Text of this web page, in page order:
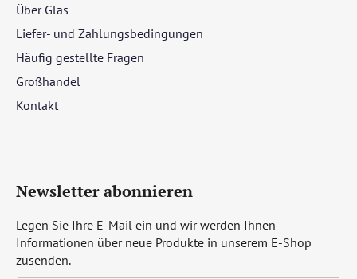
Über Glas
Liefer- und Zahlungsbedingungen
Häufig gestellte Fragen
Großhandel
Kontakt
Newsletter abonnieren
Legen Sie Ihre E-Mail ein und wir werden Ihnen
Informationen über neue Produkte in unserem E-Shop
zusenden.